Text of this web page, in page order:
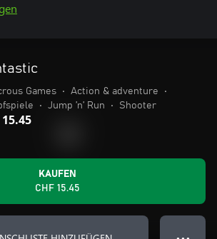
Games • Action & adventure
•
• Jump ’n’ Run • Shooter
15.45
KAUFEN
CHF 15.45